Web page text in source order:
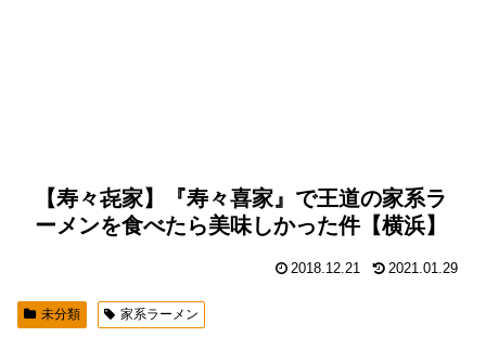
【寿々㐂家】『寿々喜家』で王道の家系ラ
ーメンを食べたら美味しかった件【横浜】
2018.12.21 2021.01.29
未分類 家系ラーメン